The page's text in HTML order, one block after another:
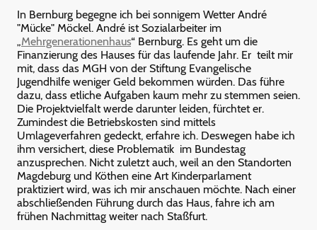
In Bernburg begegne ich bei sonnigem Wetter André
"Mücke" Möckel. André ist Sozialarbeiter im
„Mehrgenerationenhaus“ Bernburg. Es geht um die
Finanzierung des Hauses für das laufende Jahr. Er teilt mir
mit, dass das MGH von der Stiftung Evangelische
Jugendhilfe weniger Geld bekommen würden. Das führe
dazu, dass etliche Aufgaben kaum mehr zu stemmen seien.
Die Projektvielfalt werde darunter leiden, fürchtet er.
Zumindest die Betriebskosten sind mittels
Umlageverfahren gedeckt, erfahre ich. Deswegen habe ich
ihm versichert, diese Problematik im Bundestag
anzusprechen. Nicht zuletzt auch, weil an den Standorten
Magdeburg und Köthen eine Art Kinderparlament
praktiziert wird, was ich mir anschauen möchte. Nach einer
abschließenden Führung durch das Haus, fahre ich am
frühen Nachmittag weiter nach Staßfurt.